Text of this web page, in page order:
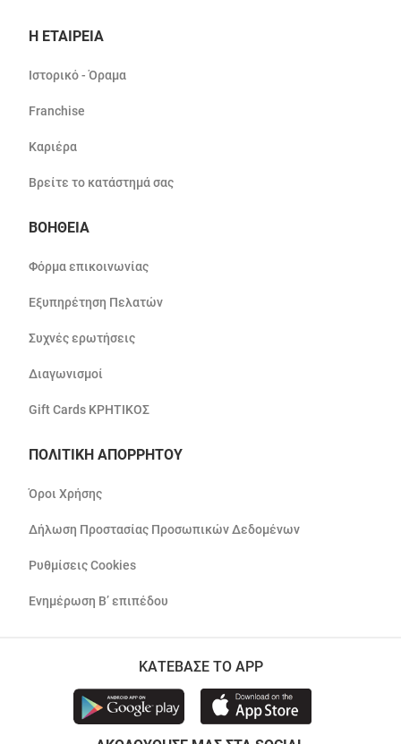
Η ΕΤΑΙΡΕΙΑ
Ιστορικό - Όραμα
Franchise
Καριέρα
Βρείτε το κατάστημά σας
ΒΟΗΘΕΙΑ
Φόρμα επικοινωνίας
Εξυπηρέτηση Πελατών
Συχνές ερωτήσεις
Διαγωνισμοί
Gift Cards ΚΡΗΤΙΚΟΣ
ΠΟΛΙΤΙΚΗ ΑΠΟΡΡΗΤΟΥ
Όροι Χρήσης
Δήλωση Προστασίας Προσωπικών Δεδομένων
Ρυθμίσεις Cookies
Ενημέρωση Β’ επιπέδου
ΚΑΤΕΒΑΣΕ ΤΟ APP